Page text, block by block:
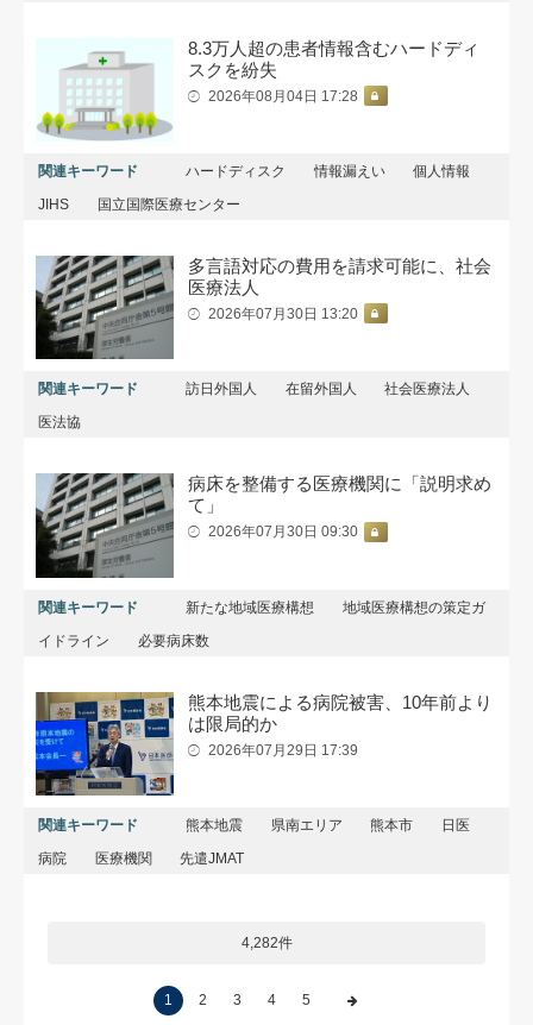
8.3万人超の患者情報含むハードディ
スクを紛失
2026年08月04日 17:28
関連キーワード ハードディスク 情報漏えい
個人情報
JIHS
国立国際医療センター
多言語対応の費用を請求可能に、社会
医療法人
2026年07月30日 13:20
関連キーワード 訪日外国人 在留外国人
社会医療法人
医法協
病床を整備する医療機関に「説明求め
て」
2026年07月30日 09:30
関連キーワード 新たな地域医療構想
地域医療構想の策定ガ
イドライン
必要病床数
熊本地震による病院被害、10年前より
は限局的か
2026年07月29日 17:39
関連キーワード 熊本地震 県南エリア 熊本市
日医
病院
医療機関 先遣JMAT
4,282件
1 2 3 4 5